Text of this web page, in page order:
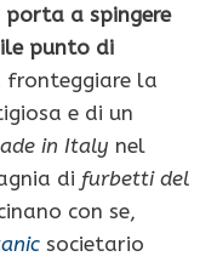
porta a spingere
punto di
la
e di un
in Italy nel
di furbetti del
con se,
societario